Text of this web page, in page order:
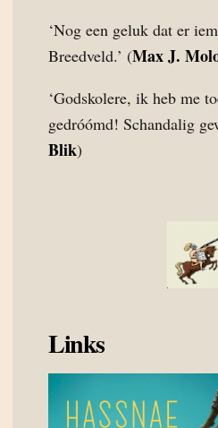
‘Nog een geluk dat er
Breedveld.’ (Max J.
‘Godskolere, ik heb me
gedróómd! Schandalig
Blik)
Links